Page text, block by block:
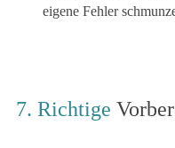
eigene Fehler
7. Richtige